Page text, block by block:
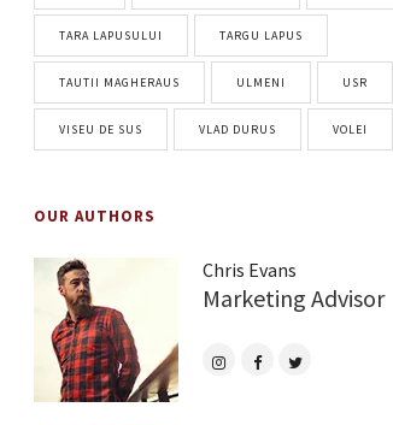
TARA LAPUSULUI TARGU LAPUS
TAUTII MAGHERAUS ULMENI USR
VISEU DE SUS VLAD DURUS VOLEI
OUR AUTHORS
Chris Evans
Marketing Advisor